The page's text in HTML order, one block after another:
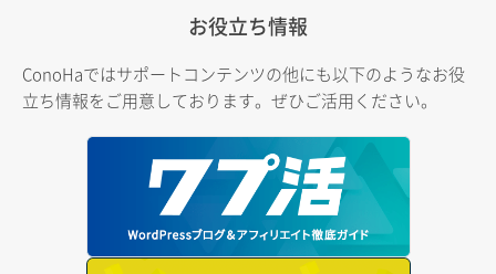
お役立ち情報
ConoHaではサポートコンテンツの他にも以下のようなお役
立ち情報をご用意しております。ぜひご活用ください。